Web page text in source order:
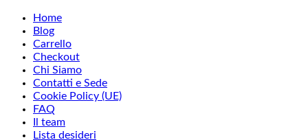
Home
Blog
Carrello
Checkout
Chi Siamo
Contatti e Sede
Cookie Policy (UE)
FAQ
Il team
Lista desideri